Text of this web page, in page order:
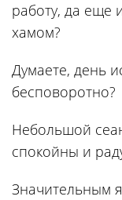
работу, да еще
хамом?
Думаете, день
бесповоротно?
Небольшой
спокойны и
Значительным